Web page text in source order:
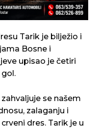
Tarik je bilježio i
Bosne i
upisao je četiri
se našem
zalaganju i
dres. Tarik je u